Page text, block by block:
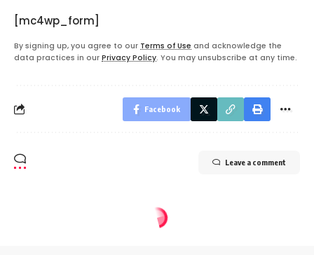
[mc4wp_form]
By signing up, you agree to our Terms of Use and acknowledge the
data practices in our Privacy Policy. You may unsubscribe at any time.
Facebook
Leave a comment